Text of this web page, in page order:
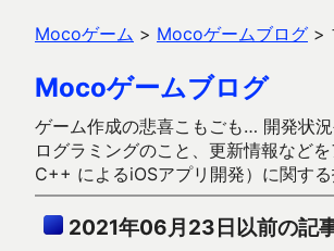
Mocoゲーム > Mocoゲームブログ >
Mocoゲームブログ
ゲーム作成の悲喜こもごも… 開発状
ログラミングのこと、更新情報など
C++ によるiOSアプリ開発）に関す
2021年06月23日以前の記